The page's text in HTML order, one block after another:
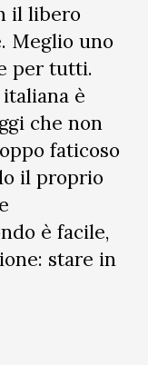
il libero
Meglio uno
per tutti.
è
che non
faticoso
il proprio
è facile,
stare in